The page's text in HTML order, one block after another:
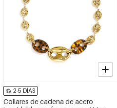
2-5 DÍAS
Collares de cadena de acero